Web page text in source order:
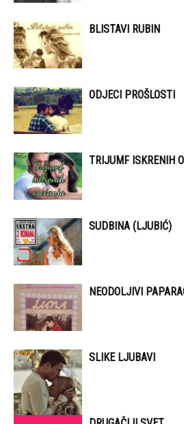
BLISTAVI RUBIN
ODJECI PROŠLOSTI
TRIJUMF ISKRENIH
SUDBINA (LJUBIĆ)
NEODOLJIVI
SLIKE LJUBAVI